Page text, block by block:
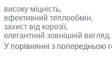
високу міцність,
ефективний теплообмін,
захист від корозії,
елегантний зовнішній вигляд.
У порівнянні з попередньою